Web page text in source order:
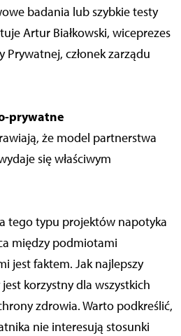
badania lub szybkie testy
Artur Białkowski, wiceprezes
Prywatnej, członek zarządu
prywatne
że model partnerstwa
się właściwym
tego typu projektów napotyka
między podmiotami
jest faktem. Jak najlepszy
korzystny dla wszystkich
zdrowia. Warto podkreślić,
nie interesują stosunki